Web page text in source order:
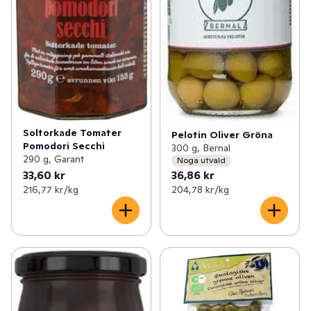
Soltorkade Tomater
Pomodori Secchi
290 g, Garant
33,60 kr
216,77 kr /kg
Pelotin Oliver Gröna
300 g, Bernal
Noga utvald
36,86 kr
204,78 kr /kg